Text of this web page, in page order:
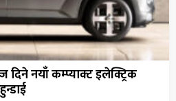
दिने नयाँ कम्प्याक्ट इलेक्ट्रिक